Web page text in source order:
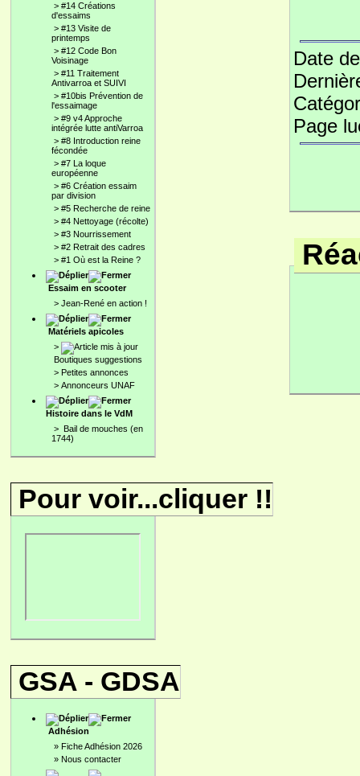
> #14 Créations
d'essaims
> #13 Visite de
printemps
> #12 Code Bon
Voisinage
> #11 Traitement
Antivarroa et SUIVI
> #10bis Prévention de
l'essaimage
> #9 v4 Approche
intégrée lutte antiVarroa
> #8 Introduction reine
fécondée
> #7 La loque
européenne
> #6 Création essaim
par division
> #5 Recherche de reine
> #4 Nettoyage (récolte)
> #3 Nourrissement
> #2 Retrait des cadres
> #1 Où est la Reine ?
Essaim en scooter
> Jean-René en action !
Matériels apicoles
>
Boutiques suggestions
> Petites annonces
> Annonceurs UNAF
Histoire dans le VdM
> Bail de mouches (en
1744)
Pour voir...cliquer !!
GSA - GDSA
Adhésion
» Fiche Adhésion 2026
» Nous contacter
Date
Page